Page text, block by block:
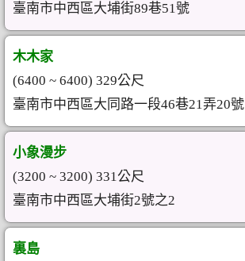
臺南市中西區大埔街89巷51號
木木家
(6400 ~ 6400) 329公尺
臺南市中西區大同路一段46巷21弄20號
小象漫步
(3200 ~ 3200) 331公尺
臺南市中西區大埔街2號之2
裏島